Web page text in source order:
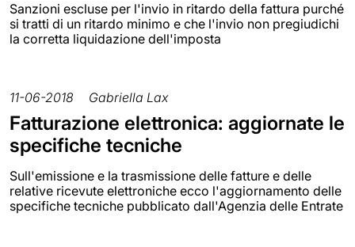
Sanzioni escluse per l'invio in ritardo della fattura purché
si tratti di un ritardo minimo e che l'invio non pregiudichi
la corretta liquidazione dell'imposta
11-06-2018 Gabriella Lax
Fatturazione elettronica: aggiornate le
specifiche tecniche
Sull'emissione e la trasmissione delle fatture e delle
relative ricevute elettroniche ecco l'aggiornamento delle
specifiche tecniche pubblicato dall'Agenzia delle Entrate